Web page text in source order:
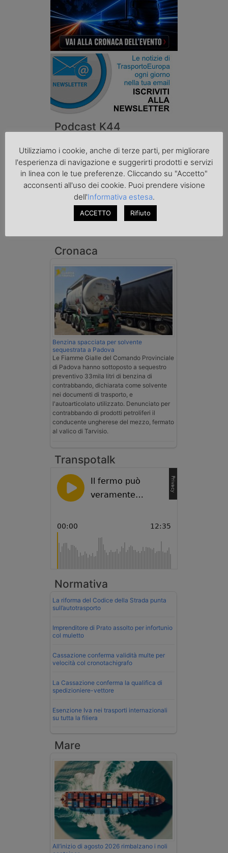
Podcast K44
Cronaca
Benzina spacciata per solvente
sequestrata a Padova
Le Fiamme Gialle del Comando Provinciale
di Padova hanno sottoposto a sequestro
preventivo 33mila litri di benzina di
contrabbando, dichiarata come solvente
nei documenti di trasporto, e
l'autoarticolato utilizzato. Denunciato per
contrabbando di prodotti petroliferi il
conducente ungherese del mezzo, fermato
al valico di Tarvisio.
Transpotalk
Normativa
La riforma del Codice della Strada punta
sull’autotrasporto
Imprenditore di Prato assolto per infortunio
col muletto
Cassazione conferma validità multe per
velocità col cronotachigrafo
La Cassazione conferma la qualifica di
spedizioniere-vettore
Esenzione Iva nei trasporti internazionali
su tutta la filiera
Mare
All’inizio di agosto 2026 rimbalzano i noli
Utilizziamo i cookie, anche di terze parti, per migliorare
l'esperienza di navigazione e suggerirti prodotti e servizi
in linea con le tue preferenze. Cliccando su "Accetto"
acconsenti all'uso dei cookie. Puoi prendere visione
dell'Informativa estesa.
ACCETTO Rifiuto